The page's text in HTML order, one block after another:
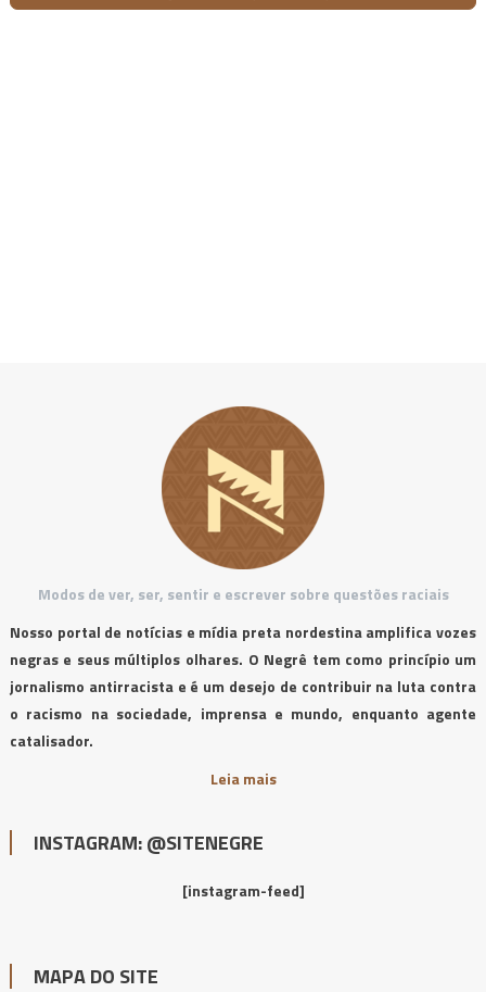
Modos de ver, ser, sentir e escrever sobre questões raciais
Nosso portal de notícias e mídia preta nordestina amplifica vozes
negras e seus múltiplos olhares. O Negrê tem como princípio um
jornalismo antirracista e é um desejo de contribuir na luta contra
o racismo na sociedade, imprensa e mundo, enquanto agente
catalisador.
Leia mais
INSTAGRAM: @SITENEGRE
[instagram-feed]
MAPA DO SITE